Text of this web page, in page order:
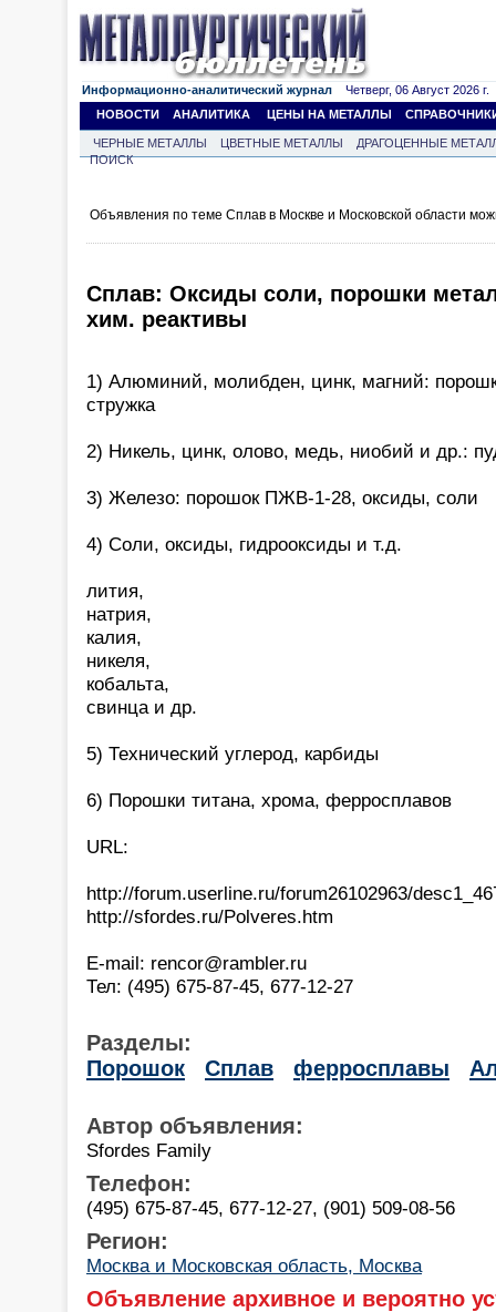
Информационно-аналитический журнал Четверг, 06 Август 2026 г.
НОВОСТИ
АНАЛИТИКА ЦЕНЫ НА МЕТАЛЛЫ
ЧЕРНЫЕ МЕТАЛЛЫ ЦВЕТНЫЕ МЕТАЛЛЫ
ДРАГОЦЕННЫЕ
ПОИСК
Объявления по теме Сплав в Москве и Московской области
Сплав: Оксиды соли, порошки
хим. реактивы
1) Алюминий, молибден, цинк, магний:
стружка
2) Никель, цинк, олово, медь, ниобий и др.:
3) Железо: порошок ПЖВ-1-28, оксиды, соли
4) Соли, оксиды, гидрооксиды и т.д.
лития,
натрия,
калия,
никеля,
кобальта,
свинца и др.
5) Технический углерод, карбиды
6) Порошки титана, хрома, ферросплавов
URL:
http://forum.userline.ru/forum26102963/
http://sfordes.ru/Polveres.htm
E-mail: rencor@rambler.ru
Тел: (495) 675-87-45, 677-12-27
Разделы:
Порошок
Сплав ферросплавы
Автор объявления:
Sfordes Family
Телефон:
(495) 675-87-45, 677-12-27, (901) 509-08-56
Регион:
Москва и Московская область, Москва
Объявление архивное и вероятно